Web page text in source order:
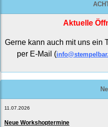
Aktuelle
Gerne kann auch mit uns ein
per E-Mail (
11.07.2026
Neue Workshoptermine